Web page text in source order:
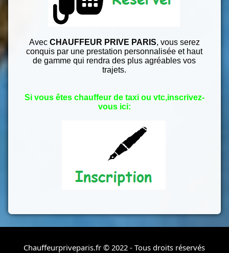
Avec CHAUFFEUR PRIVE PARIS, vous serez
conquis par une prestation personnalisée et haut
de gamme qui rendra des plus agréables vos
trajets.
Si vous êtes chauffeur de taxi ou vtc,inscrivez-
vous ici:
Chauffeurpriveparis.fr © 2022 - Tous droits réservés